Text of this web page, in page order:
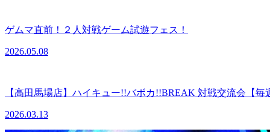
ゲムマ直前！２人対戦ゲーム試遊フェス！
2026.05.08
【高田馬場店】ハイキュー!!バボカ!!BREAK 対戦交流会【毎
2026.03.13